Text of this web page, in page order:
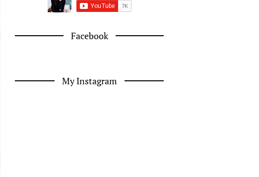
Facebook
My Instagram